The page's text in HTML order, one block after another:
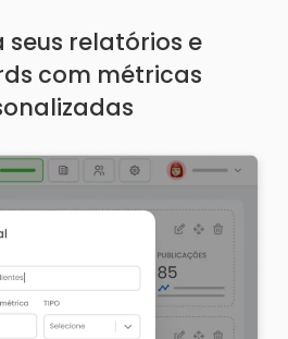
seus relatórios e
com métricas